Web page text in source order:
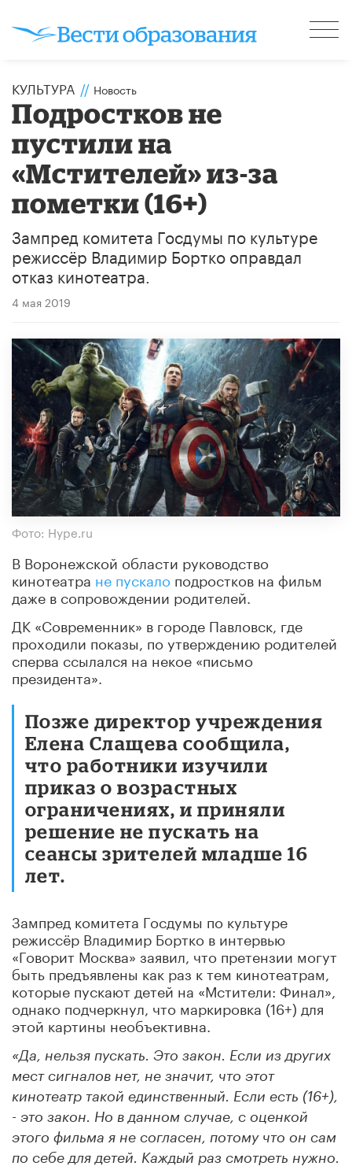
КУЛЬТУРА // Новость
Подростков не
пустили на
«Мстителей» из-за
пометки (16+)
Зампред комитета Госдумы по культуре
режиссёр Владимир Бортко оправдал
отказ кинотеатра.
4 мая 2019
Фото: Hype.ru
В Воронежской области руководство
кинотеатра не пускало подростков на фильм
даже в сопровождении родителей.
ДК «Современник» в городе Павловск, где
проходили показы, по утверждению родителей
сперва ссылался на некое «письмо
президента».
Позже директор учреждения
Елена Слащева сообщила,
что работники изучили
приказ о возрастных
ограничениях, и приняли
решение не пускать на
сеансы зрителей младше 16
лет.
Зампред комитета Госдумы по культуре
режиссёр Владимир Бортко в интервью
«Говорит Москва» заявил, что претензии могут
быть предъявлены как раз к тем кинотеатрам,
которые пускают детей на «Мстители: Финал»,
однако подчеркнул, что маркировка (16+) для
этой картины необъективна.
«Да, нельзя пускать. Это закон. Если из других
мест сигналов нет, не значит, что этот
кинотеатр такой единственный. Если есть (16+),
- это закон. Но в данном случае, с оценкой
этого фильма я не согласен, потому что он сам
по себе для детей. Каждый раз смотреть нужно.